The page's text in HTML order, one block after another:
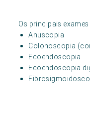
Os principais
Anuscopia
Colonoscopia
Ecoendoscopia
Ecoendoscopia